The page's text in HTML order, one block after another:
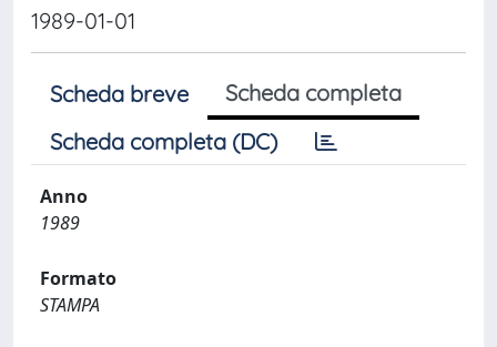
1989-01-01
Scheda breve
Scheda completa
Scheda completa (DC)
Anno
1989
Formato
STAMPA